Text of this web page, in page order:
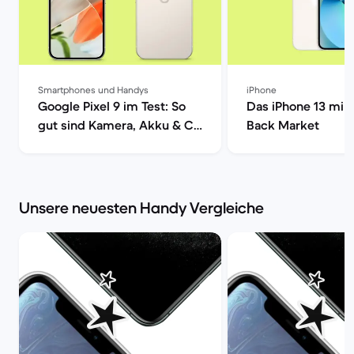
Smartphones und Handys
Google Pixel 9 im Test: So
gut sind Kamera, Akku & Co
iPhone
Das iPhone 13
Back Market
Unsere neuesten Handy Vergleiche